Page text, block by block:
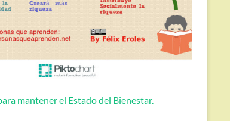
mantener el Estado del Bienestar.